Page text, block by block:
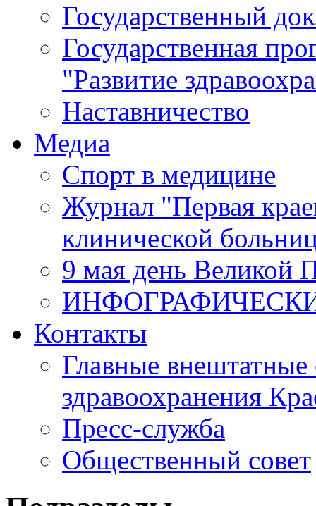
Государственный
Государственная
"Развитие
Наставничество
Медиа
Спорт в медицине
Журнал "Первая
клинической
9 мая день Великой
Контакты
Главные внештатные
здравоохранения
Пресс-служба
Общественный совет